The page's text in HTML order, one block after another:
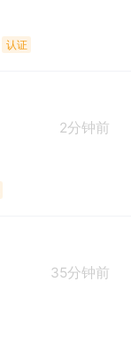
认证
2分钟前
35分钟前